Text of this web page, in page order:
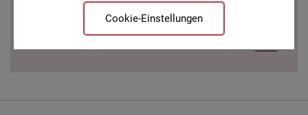
PublikationenCookie-Einstellungen